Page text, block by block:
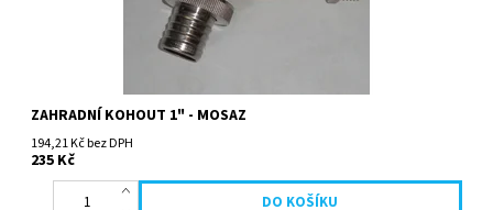
ZAHRADNÍ KOHOUT 1" - MOSAZ
194,21 Kč bez DPH
235 Kč